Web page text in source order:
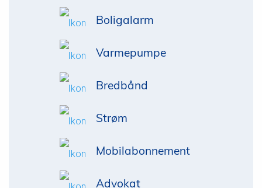
Boligalarm
Varmepumpe
Bredbånd
Strøm
Mobilabonnement
Advokat